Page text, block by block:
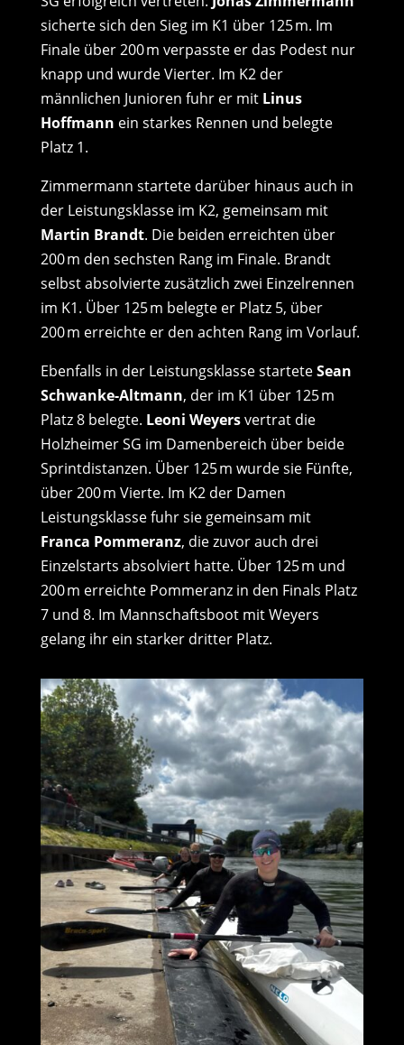
sicherte sich den Sieg im K1 über 125 m. Im
Finale über 200 m verpasste er das Podest nur
knapp und wurde Vierter. Im K2 der
männlichen Junioren fuhr er mit Linus
Hoffmann ein starkes Rennen und belegte
Platz 1.
Zimmermann startete darüber hinaus auch in
der Leistungsklasse im K2, gemeinsam mit
Martin Brandt. Die beiden erreichten über
200 m den sechsten Rang im Finale. Brandt
selbst absolvierte zusätzlich zwei Einzelrennen
im K1. Über 125 m belegte er Platz 5, über
200 m erreichte er den achten Rang im Vorlauf.
Ebenfalls in der Leistungsklasse starteteSean
Schwanke-Altmann, der im K1 über 125 m
Platz 8 belegte. Leoni Weyersvertrat die
Holzheimer SG im Damenbereich über beide
Sprintdistanzen. Über 125 m wurde sie Fünfte,
über 200 m Vierte. Im K2 der Damen
Leistungsklasse fuhr sie gemeinsam mit
Franca Pommeranz, die zuvor auch drei
Einzelstarts absolviert hatte. Über 125 m und
200 m erreichte Pommeranz in den Finals Platz
7 und 8. Im Mannschaftsboot mit Weyers
gelang ihr ein starker dritter Platz.